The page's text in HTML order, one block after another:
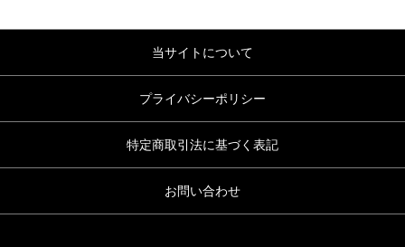
当サイトについて
プライバシーポリシー
特定商取引法に基づく表記
お問い合わせ